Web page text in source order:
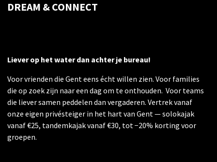
DREAM & CONNECT
Liever op het water dan achter je bureau!
Voor vrienden die Gent eens écht willen zien. Voor families
die op zoek zijn naar een dag om te onthouden. Voor teams
die liever samen peddelen dan vergaderen. Vertrek vanaf
onze eigen privésteiger in het hart van Gent — solokajak
vanaf €25, tandemkajak vanaf €30, tot −20% korting voor
groepen.